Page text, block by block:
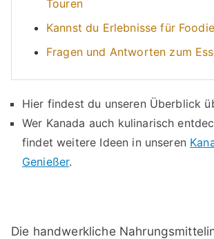
Touren
Kannst du Erlebnisse für
Fragen und Antworten zum
Hier findest du unseren Überblick
Wer Kanada auch kulinarisch
findet weitere Ideen in unseren
Genießer.
Die handwerkliche